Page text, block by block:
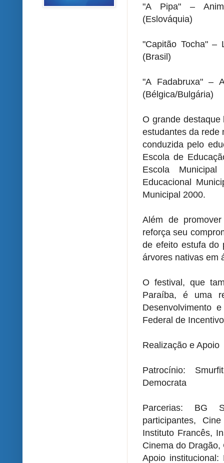
"A Pipa" –
(Eslováquia)
"Capitão Tocha" –
(Brasil)
"A Fadabruxa" –
(Bélgica/Bulgária)
O grande destaque
estudantes da rede
conduzida pelo
Escola de
Escola
Educacional
Municipal 2000.
Além de
reforça seu
de efeito estufa do
árvores nativas em
O festival, que
Paraíba, é uma
Desenvolvimento
Federal de
Realização e Apoio
Patrocínio:
Democrata
Parcerias: BG
participantes,
Instituto Francês,
Cinema do Dragão,
Apoio